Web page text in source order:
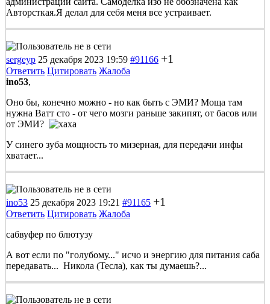
Авторсткая.Я делал для себя меня все устраивает.
sergeyp 25 декабря 2023 19:59 #91166 +1
Ответить Цитировать Жалоба
ino53,
Оно бы, конечно можно - но как быть с ЭМИ? Моща там
нужна Ватт сто - от чего мозги раньше закипят, от басов или
от ЭМИ?
У синего зуба мощность то мизерная, для передачи инфы
хватает...
ino53 25 декабря 2023 19:21 #91165 +1
Ответить Цитировать Жалоба
сабвуфер по блютузу
А вот если по "голубому..." исчо и энергию для питания саба
передавать... Никола (Тесла), как ты думаешь?...